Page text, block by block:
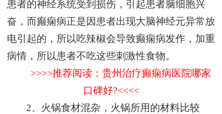
患者的神经系统受到损伤，引起患者脑细胞兴
奋，而癫痫病正是因患者出现大脑神经元异常放
电引起的，所以吃辣椒会导致癫痫病发作，加重
病情，所以患者不吃这些刺激性食物。
>>>>推荐阅读：贵州治疗癫痫病医院哪家
口碑好?<<<<
2、火锅食材混杂，火锅所用的材料比较